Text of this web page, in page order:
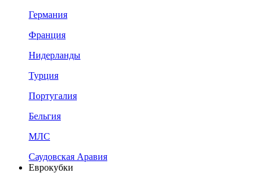
Германия
Франция
Нидерланды
Турция
Португалия
Бельгия
МЛС
Саудовская Аравия
Еврокубки